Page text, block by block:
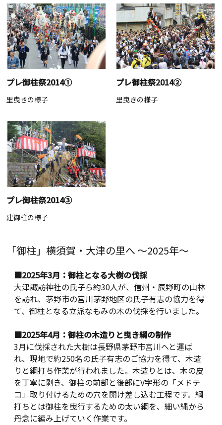
プレ御柱祭2014①
里曳きの様子
プレ御柱祭2014②
里曳きの様子
プレ御柱祭2014③
建御柱の様子
「御柱」横須賀・大津の里へ ～2025年～
■2025年3月：御柱となる大樹の伐採
大津諏訪神社の氏子ら約30人が、信州・辰野町の山林
を訪れ、茅野市の宮川茅野地区の氏子有志の協力を得
て、御柱となる立派なもみの木の伐採を行いました。
■2025年4月：御柱の木造りと曳き綱の制作
3月に伐採された大樹は長野県茅野市宮川へと運ば
れ、現地で約250名の氏子有志のご協力を得て、木造
りと綱打ち作業が行われました。木造りとは、木の皮
を丁寧に剥き、御柱の前部と後部にV字形の「メドテ
コ」取り付けるための穴を開け差し込む工程です。綱
打ちとは御柱を曳行するための太い綱を、細い縄から
丹念に編み上げていく作業です。